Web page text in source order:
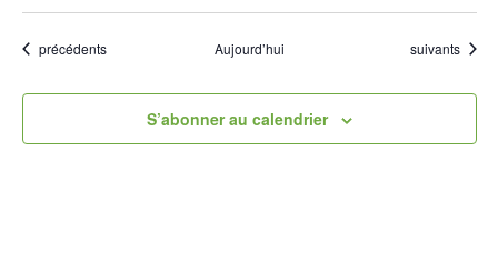
Évènements
précédents Aujourd’hui Évènements
suivants
S’abonner au calendrier